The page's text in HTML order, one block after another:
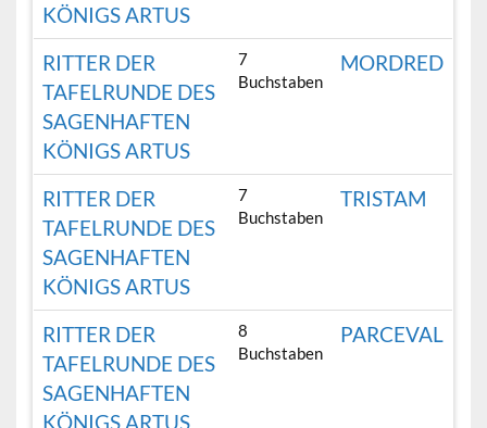
KÖNIGS ARTUS
RITTER DER
TAFELRUNDE DES
SAGENHAFTEN
KÖNIGS ARTUS
7
Buchstaben
MORDRED
RITTER DER
TAFELRUNDE DES
SAGENHAFTEN
KÖNIGS ARTUS
7
Buchstaben
TRISTAM
RITTER DER
TAFELRUNDE DES
SAGENHAFTEN
KÖNIGS ARTUS
8
Buchstaben
PARCEVAL